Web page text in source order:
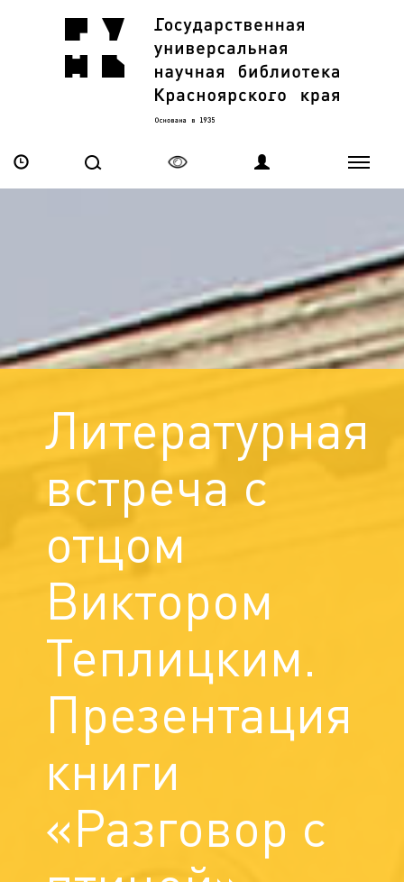
Литературная
встреча с
отцом
Виктором
Теплицким.
Презентация
книги
«Разговор с